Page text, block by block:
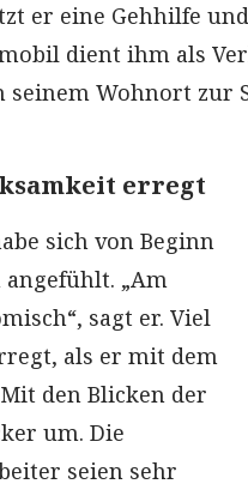
er eine Gehhilfe
dient ihm als
seinem Wohnort zur
erregt
sich von Beginn
„Am
sagt er. Viel
als er mit dem
den Blicken der
um. Die
seien sehr